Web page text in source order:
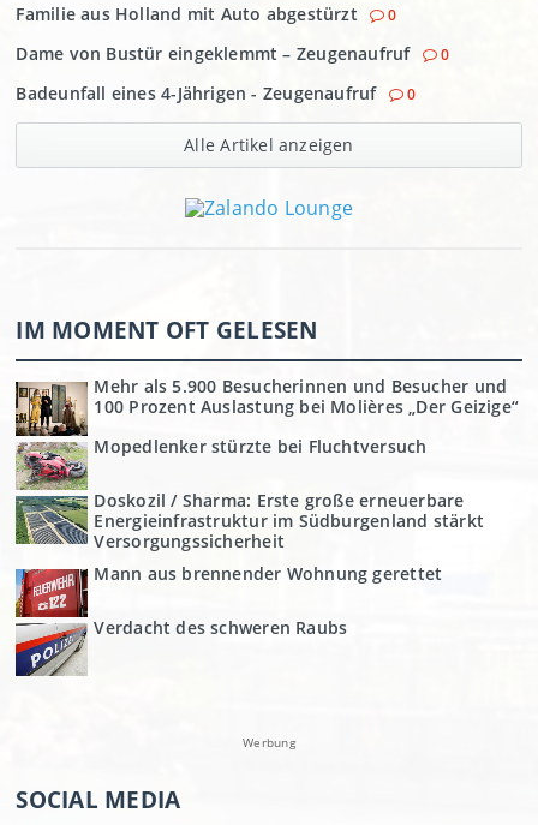
Familie aus Holland mit Auto abgestürzt 0
Dame von Bustür eingeklemmt – Zeugenaufruf 0
Badeunfall eines 4-Jährigen - Zeugenaufruf 0
Alle Artikel anzeigen
IM MOMENT OFT GELESEN
Mehr als 5.900 Besucherinnen und Besucher und
100 Prozent Auslastung bei Molières „Der Geizige“
Mopedlenker stürzte bei Fluchtversuch
Doskozil / Sharma: Erste große erneuerbare
Energieinfrastruktur im Südburgenland stärkt
Versorgungssicherheit
Mann aus brennender Wohnung gerettet
Verdacht des schweren Raubs
Werbung
SOCIAL MEDIA